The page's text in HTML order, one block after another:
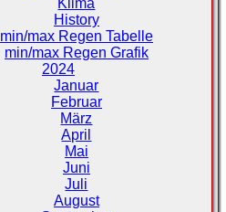
History
min/max Regen Tabelle
min/max Regen Grafik
2024
Januar
Februar
März
April
Mai
Juni
Juli
August